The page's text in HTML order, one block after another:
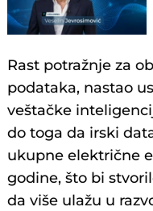
Rast potražnje za
podataka, nastao
veštačke
do toga da irski
ukupne električne
godine, što bi
da više ulažu u